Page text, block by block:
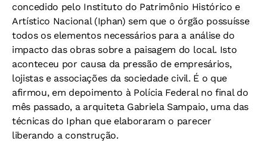
concedido pelo Instituto do Patrimônio Histórico e
Artístico Nacional (Iphan) sem que o órgão possuísse
todos os elementos necessários para a análise do
impacto das obras sobre a paisagem do local. Isto
aconteceu por causa da pressão de empresários,
lojistas e associações da sociedade civil. É o que
afirmou, em depoimento à Polícia Federal no final do
mês passado, a arquiteta Gabriela Sampaio, uma das
técnicas do Iphan que elaboraram o parecer
liberando a construção.